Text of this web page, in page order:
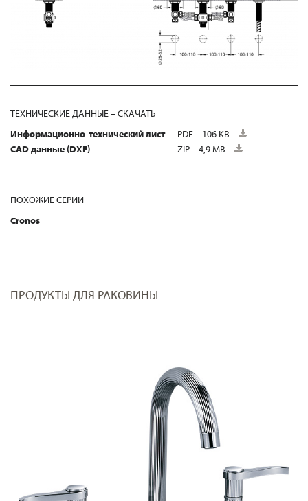
ТЕХНИЧЕСКИЕ ДАННЫЕ – СКАЧАТЬ
Информационно-технический лист
PDF
106 KB
CAD данные (DXF)
ZIP 4,9 MB
ПОХОЖИЕ СЕРИИ
Cronos
ПРОДУКТЫ ДЛЯ РАКОВИНЫ